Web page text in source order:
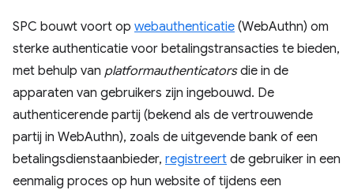
SPC bouwt voort op webauthenticatie (WebAuthn) om
sterke authenticatie voor betalingstransacties te bieden,
met behulp van platformauthenticatorsdie in de
apparaten van gebruikers zijn ingebouwd. De
authenticerende partij (bekend als de vertrouwende
partij in WebAuthn), zoals de uitgevende bank of een
betalingsdienstaanbieder, registreert de gebruiker in een
eenmalig proces op hun website of tijdens een